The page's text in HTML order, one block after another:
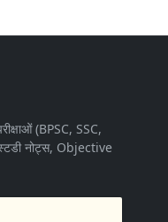
(BPSC, SSC,
नोट्स, Objective